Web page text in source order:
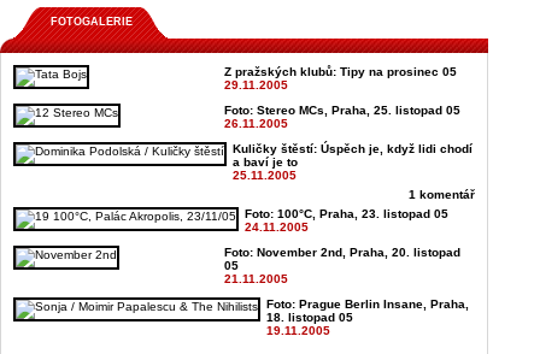
FOTOGALERIE
Z pražských klubů: Tipy na prosinec 05
29.11.2005
Foto: Stereo MCs, Praha, 25. listopad 05
26.11.2005
Kuličky štěstí: Úspěch je, když lidi chodí
a baví je to
25.11.2005
1 komentář
Foto: 100°C, Praha, 23. listopad 05
24.11.2005
Foto: November 2nd, Praha, 20. listopad
05
21.11.2005
Foto: Prague Berlin Insane, Praha,
18. listopad 05
19.11.2005